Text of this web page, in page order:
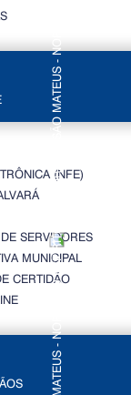
(NFE)
SERVIDORES
MUNICIPAL
CERTIDÃO